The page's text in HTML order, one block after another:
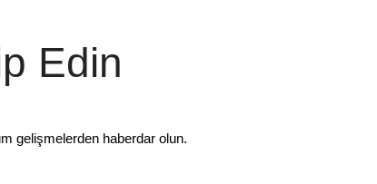
Edin
gelişmelerden haberdar olun.